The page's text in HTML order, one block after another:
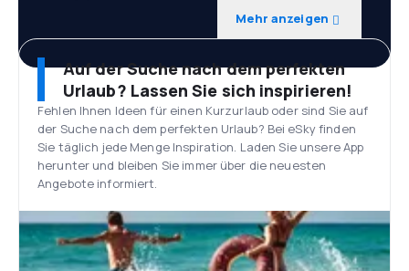
Mehr anzeigen
Auf der Suche nach dem perfekten
Urlaub? Lassen Sie sich inspirieren!
Fehlen Ihnen Ideen für einen Kurzurlaub oder sind Sie auf
der Suche nach dem perfekten Urlaub? Bei eSky finden
Sie täglich jede Menge Inspiration. Laden Sie unsere App
herunter und bleiben Sie immer über die neuesten
Angebote informiert.